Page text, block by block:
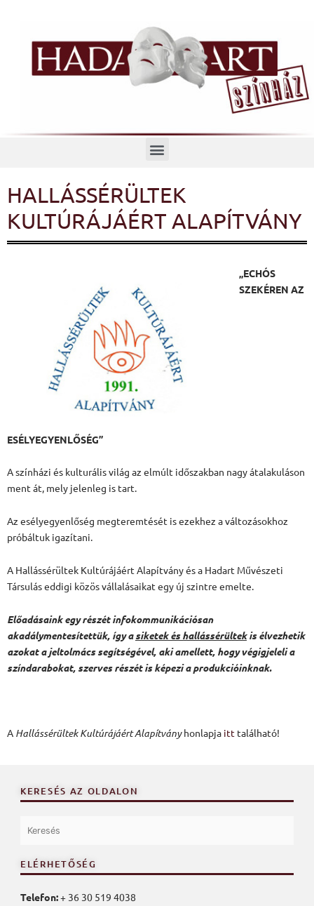
Menü
HALLÁSSÉRÜLTEK
KULTÚRÁJÁÉRT ALAPÍTVÁNY
„ECHÓS
SZEKÉREN AZ
ESÉLYEGYENLŐSÉG”
A színházi és kulturális világ az elmúlt időszakban nagy átalakuláson
ment át, mely jelenleg is tart.
Az esélyegyenlőség megteremtését is ezekhez a változásokhoz
próbáltuk igazítani.
A Hallássérültek Kultúrájáért Alapítvány és a Hadart Művészeti
Társulás eddigi közös vállalásaikat egy új szintre emelte.
Előadásaink egy részét infokommunikációsan
akadálymentesítettük, így asiketek és hallássérültekis élvezhetik
azokat a jeltolmács segítségével, aki amellett, hogy végigjeleli a
színdarabokat, szerves részét is képezi a produkcióinknak.
A Hallássérültek Kultúrájáért Alapítványhonlapja itt található!
KERESÉS AZ OLDALON
ELÉRHETŐSÉG
Telefon:+ 36 30 519 4038